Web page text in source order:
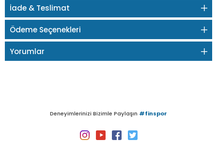
İade & Teslimat
Ödeme Seçenekleri
Yorumlar
Deneyimlerinizi Bizimle Paylaşın #finspor